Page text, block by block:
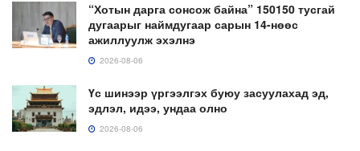
“Хотын дарга сонсож байна” 150150 тусгай
дугаарыг наймдугаар сарын 14-нөөс
ажиллуулж эхэлнэ
2026-08-06
Үс шинээр үргээлгэх буюу засуулахад эд,
эдлэл, идээ, ундаа олно
2026-08-06